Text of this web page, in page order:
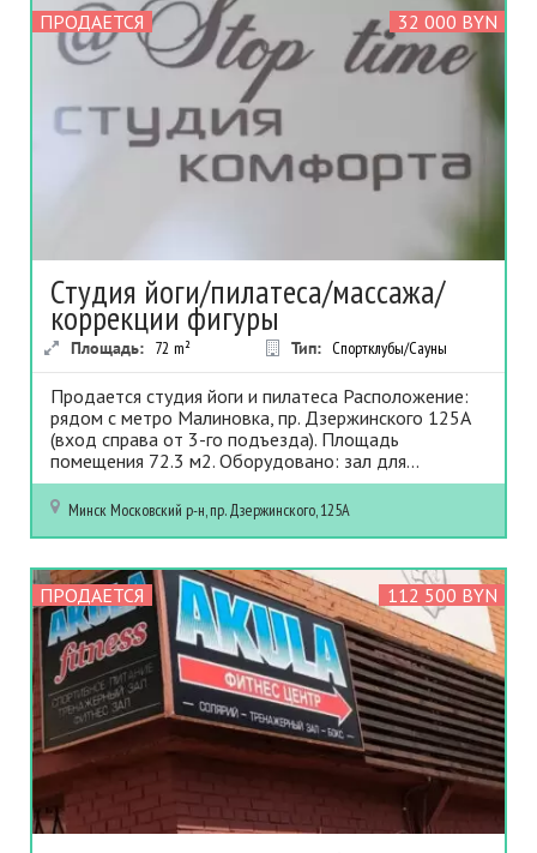
ПРОДАЕТСЯ 32 000 BYN
Студия йоги/пилатеса/массажа/
коррекции фигуры
Площадь: 72 m² Тип: Спортклубы/Сауны
Продается студия йоги и пилатеса Расположение:
рядом с метро Малиновка, пр. Дзержинского 125А
(вход справа от 3-го подъезда). Площадь
помещения 72.3 м2. Оборудовано: зал для...
Минск Московский р-н, пр. Дзержинского, 125А
ПРОДАЕТСЯ 112 500 BYN